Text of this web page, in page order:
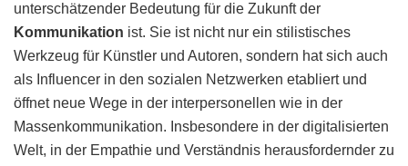
unterschätzender Bedeutung für die Zukunft der
Kommunikation ist. Sie ist nicht nur ein stilistisches
Werkzeug für Künstler und Autoren, sondern hat sich auch
als Influencer in den sozialen Netzwerken etabliert und
öffnet neue Wege in der interpersonellen wie in der
Massenkommunikation. Insbesondere in der digitalisierten
Welt, in der Empathie und Verständnis herausfordernder zu